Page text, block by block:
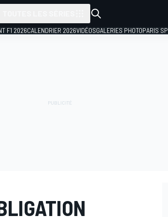
F1 2026CALENDRIER 2026VIDÉOSGALERIES PHOTOPARIS